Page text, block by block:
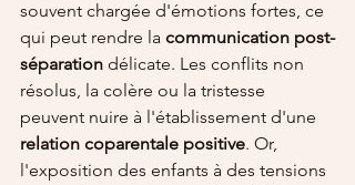
souvent chargée d'émotions fortes, ce
qui peut rendre la communication post-
séparation délicate. Les conflits non
résolus, la colère ou la tristesse
peuvent nuire à l'établissement d'une
relation coparentale positive. Or,
l'exposition des enfants à des tensions